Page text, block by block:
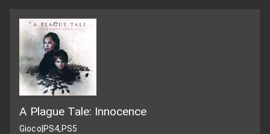
A Plague Tale: Innocence
Gioco|PS4,PS5